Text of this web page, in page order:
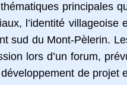
principales
l’identité villageoise
sud du Mont-Pèlerin.
lors d’un forum,
de projet